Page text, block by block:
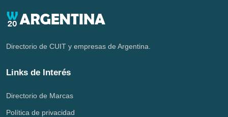
Directorio de CUIT y empresas de Argentina.
Links de Interés
Directorio de Marcas
Política de privacidad